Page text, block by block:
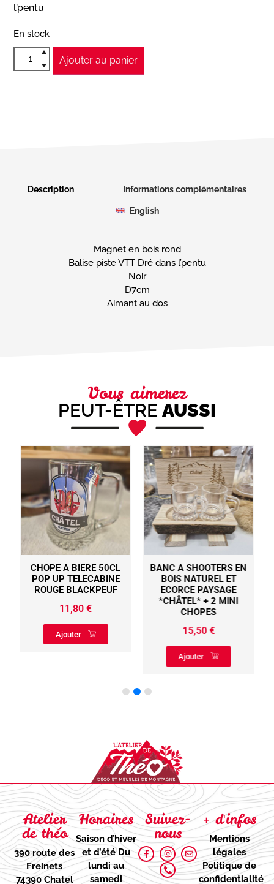
l’pentu
En stock
Ajouter au panier
Description Informations complémentaires
English
Magnet en bois rond
Balise piste VTT Dré dans l’pentu
Noir
D7cm
Aimant au dos
Vous aimerez
PEUT-ÊTRE AUSSI
CHOPE A BIERE 50CL
POP UP TELECABINE
ROUGE BLACKPEUF
11,80 €
Ajouter
BANC A SHOOTERS EN
BOIS NATUREL ET
ECORCE PAYSAGE
*CHÂTEL* + 2 MINI
CHOPES
15,50€
Ajouter
Atelier
de théo
390 route des
Freinets
74390 Chatel
Horaires
Saison d’hiver
et d’étéDu
lundi au
samedi
Suivez-
nous
+ d'infos
Mentions
légales
Politique de
confidentialité